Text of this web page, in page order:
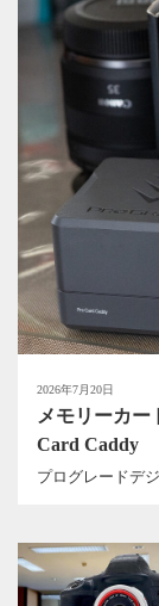
2026年7月20日
メモリーカー
Card Caddy
プログレードデ